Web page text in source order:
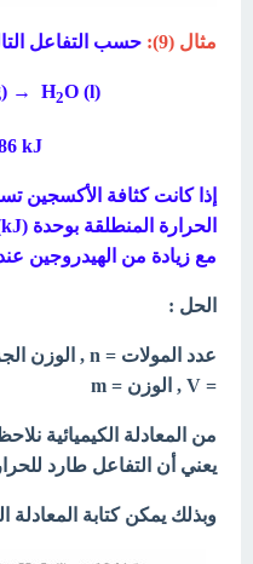
مثال (9): حسب التفاعل
→ H2O (l)
kJ
إذا كانت كثافة الأكسجين
الحرارة المنطلقة بوحدة (kJ)
مع زيادة من الهيدروجين
الحل :
= V , الوزن = m
يعني أن التفاعل طارد
وبذلك يمكن كتابة المعادلة